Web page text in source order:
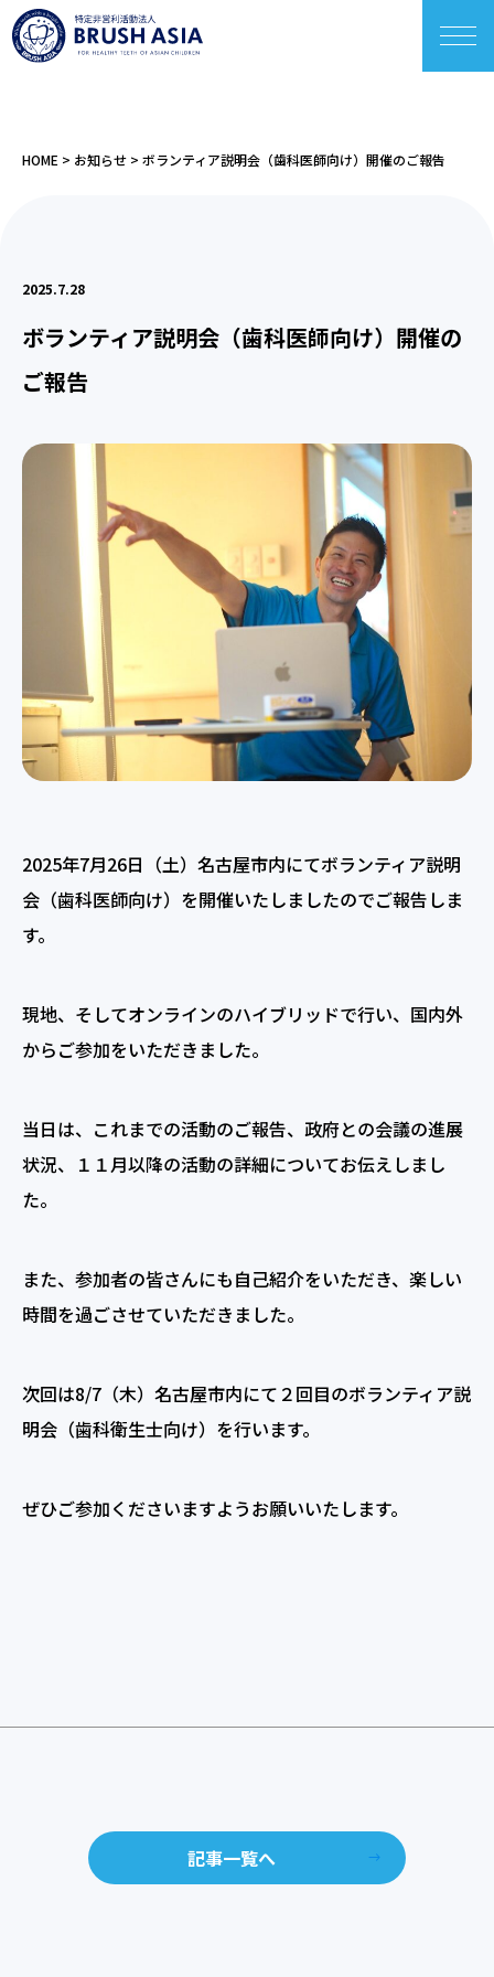
HOME > お知らせ > ボランティア説明会（歯科医師向け）開催のご報告
2025.7.28
ボランティア説明会（歯科医師向け）開催の
ご報告
2025年7月26日（土）名古屋市内にてボランティア説明
会（歯科医師向け）を開催いたしましたのでご報告しま
す。
現地、そしてオンラインのハイブリッドで行い、国内外
からご参加をいただきました。
当日は、これまでの活動のご報告、政府との会議の進展
状況、１１月以降の活動の詳細についてお伝えしまし
た。
また、参加者の皆さんにも自己紹介をいただき、楽しい
時間を過ごさせていただきました。
次回は8/7（木）名古屋市内にて２回目のボランティア説
明会（歯科衛生士向け）を行います。
ぜひご参加くださいますようお願いいたします。
記事一覧へ